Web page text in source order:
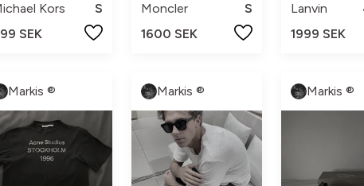
Kors
S
SEK
Moncler
S
1600 SEK
Lanvin
1999 SEK
Markis ® Markis ® Markis ®